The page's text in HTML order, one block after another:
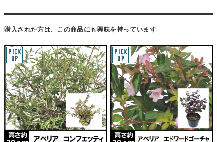
購入された方は、この商品にも興味を持っています